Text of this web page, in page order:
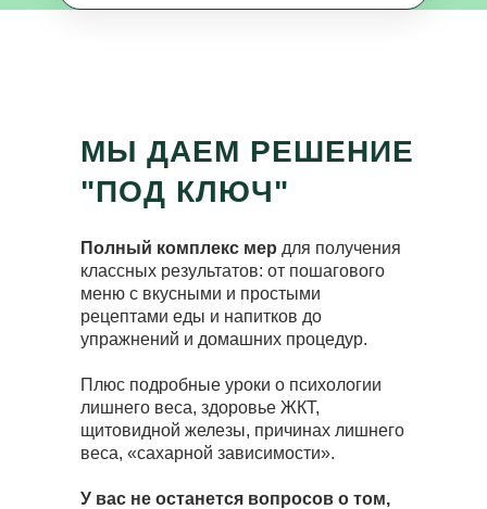
МЫ ДАЕМ РЕШЕНИЕ
"ПОД КЛЮЧ"
Полный комплекс мер для получения
классных результатов: от пошагового
меню с вкусными и простыми
рецептами еды и напитков до
упражнений и домашних процедур.
Плюс подробные уроки о психологии
лишнего веса, здоровье ЖКТ,
щитовидной железы, причинах лишнего
веса, «сахарной зависимости».
У вас не останется вопросов о том,